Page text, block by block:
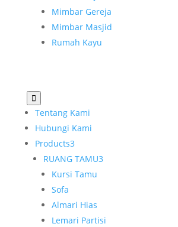
Mimbar Gereja
Mimbar Masjid
Rumah Kayu

Tentang Kami
Hubungi Kami
Products3
RUANG TAMU3
Kursi Tamu
Sofa
Almari Hias
Lemari Partisi